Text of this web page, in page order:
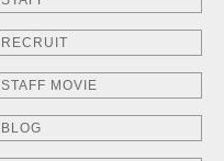
RECRUIT
STAFF MOVIE
BLOG